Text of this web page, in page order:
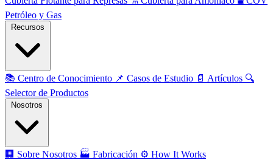
Petróleo y Gas
📚 Centro de Conocimiento 📌 Casos de Estudio 📄 Artículos 🔍
Selector de Productos
🏢 Sobre Nosotros 🏭 Fabricación ⚙️ How It Works